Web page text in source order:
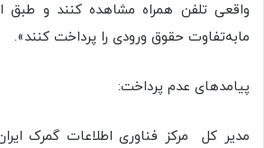
واقعی تلفن همراه مشاهده کنند و
مابه‌تفاوت حقوق ورودی را پرداخت کنند».
پیامدهای عدم پرداخت:
مدیر کل مرکز فناوری اطلاعات گمرک